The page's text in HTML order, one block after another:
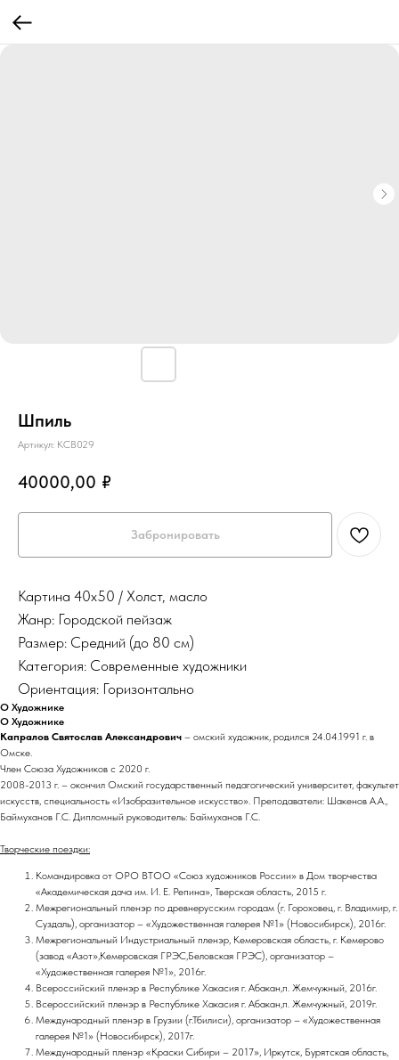
Шпиль
Артикул: КСВ029
40000,00 ₽
Забронировать
Картина 40х50 / Холст, масло
Жанр: Городской пейзаж
Размер: Средний (до 80 см)
Категория: Современные художники
Ориентация: Горизонтально
О Художнике
О Художнике
Капралов Святослав Александрович – омский художник, родился 24.04.1991 г. в
Омске.
Член Союза Художников с 2020 г.
2008-2013 г. – окончил Омский государственный педагогический университет, факультет
искусств, специальность «Изобразительное искусство». Преподаватели: Шакенов А.А.,
Баймуханов Г.С. Дипломный руководитель: Баймуханов Г.С.
Творческие поездки:
Командировка от ОРО ВТОО «Союз художников России» в Дом творчества
«Академическая дача им. И. Е. Репина», Тверская область, 2015 г.
Межрегиональный пленэр по древнерусским городам (г. Гороховец, г. Владимир, г.
Суздаль), организатор – «Художественная галерея №1» (Новосибирск), 2016г.
Межрегиональный Индустриальный пленэр, Кемеровская область, г. Кемерово
(завод «Азот»,Кемеровская ГРЭС,Беловская ГРЭС), организатор –
«Художественная галерея №1», 2016г.
Всероссийский пленэр в Республике Хакасия г. Абакан,п. Жемчужный, 2016г.
Всероссийский пленэр в Республике Хакасия г. Абакан,п. Жемчужный, 2019г.
Международный пленэр в Грузии (г.Тбилиси), организатор – «Художественная
галерея №1» (Новосибирск), 2017г.
Международный пленэр «Краски Сибири – 2017», Иркутск, Бурятская область,